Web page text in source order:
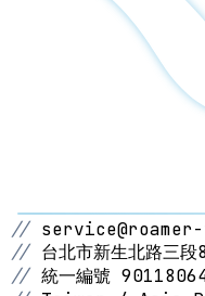
//
// 台北市新生北路三
// 統一編號